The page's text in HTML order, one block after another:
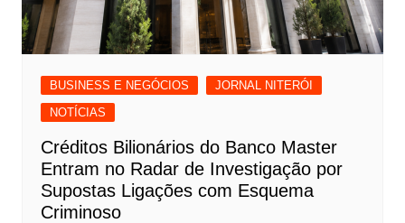
BUSINESS E NEGÓCIOS
JORNAL NITERÓI
NOTÍCIAS
Créditos Bilionários do Banco Master
Entram no Radar de Investigação por
Supostas Ligações com Esquema
Criminoso